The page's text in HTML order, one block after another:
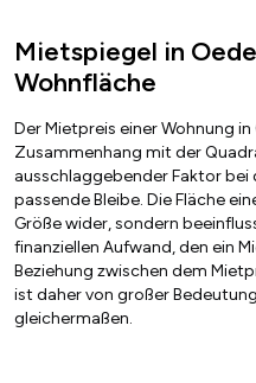
Mietspiegel in
Wohnfläche
Der Mietpreis einer Wohnung
Zusammenhang mit der
ausschlaggebender Faktor bei
passende Bleibe. Die Fläche
Größe wider, sondern
finanziellen Aufwand, den ein
Beziehung zwischen dem
ist daher von großer
gleichermaßen.